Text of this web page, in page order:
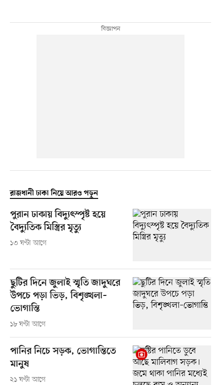
রাজধানী ঢাকা নিয়ে আরও পড়ুন
পুরান ঢাকায় বিদ্যুৎস্পৃষ্ট হয়ে
বৈদ্যুতিক মিস্ত্রির মৃত্যু
১৩ ঘণ্টা আগে
ছুটির দিনে জুলাই স্মৃতি জাদুঘরে
উপচে পড়া ভিড়, বিশৃঙ্খলা–
ভোগান্তি
১৮ ঘণ্টা আগে
পানির নিচে সড়ক, ভোগান্তিতে
মানুষ
২১ ঘণ্টা আগে